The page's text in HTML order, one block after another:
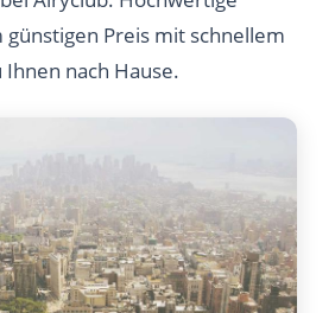
günstigen Preis mit schnellem
nach Hause.